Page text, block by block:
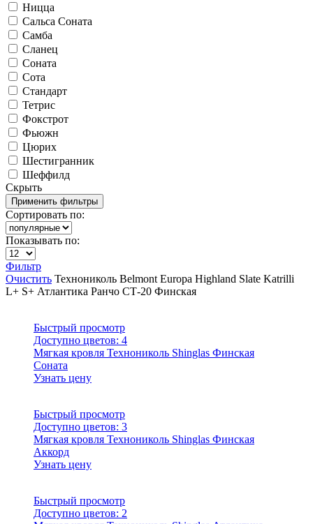
Ницца
Сальса Соната
Самба
Сланец
Соната
Сота
Стандарт
Тетрис
Фокстрот
Фьюжн
Цюрих
Шестигранник
Шеффилд
Скрыть
Сортировать по:
Показывать по:
Фильтр
Очистить Технониколь Belmont Europa Highland Slate Katrilli
L+ S+ Атлантика Ранчо СТ-20 Финская
Быстрый просмотр
Доступно цветов: 4
Мягкая кровля Технониколь Shinglas Финская
Соната
Узнать цену
Быстрый просмотр
Доступно цветов: 3
Мягкая кровля Технониколь Shinglas Финская
Аккорд
Узнать цену
Быстрый просмотр
Доступно цветов: 2